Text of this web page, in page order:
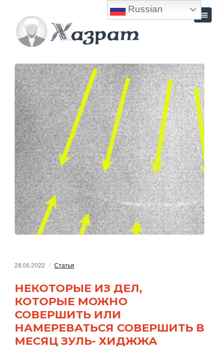
28.06.2022 Статья
НЕКОТОРЫЕ ИЗ ДЕЛ,
КОТОРЫЕ МОЖНО
СОВЕРШИТЬ ИЛИ
НАМЕРЕВАТЬСЯ СОВЕРШИТЬ В
МЕСЯЦ ЗУЛЬ- ХИДЖЖА
Russian